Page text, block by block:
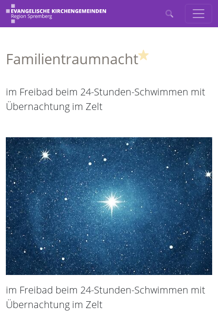
Familientraumnacht
im Freibad beim 24-Stunden-Schwimmen mit
Übernachtung im Zelt
im Freibad beim 24-Stunden-Schwimmen mit
Übernachtung im Zelt